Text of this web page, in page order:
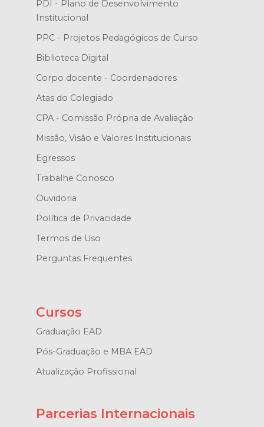
PDI - Plano de Desenvolvimento
Institucional
PPC - Projetos Pedagógicos de Curso
Biblioteca Digital
Corpo docente - Coordenadores
Atas do Colegiado
CPA - Comissão Própria de Avaliação
Missão, Visão e Valores Institucionais
Egressos
Trabalhe Conosco
Ouvidoria
Política de Privacidade
Termos de Uso
Perguntas Frequentes
Cursos
Graduação EAD
Pós-Graduação e MBA EAD
Atualização Profissional
Parcerias Internacionais